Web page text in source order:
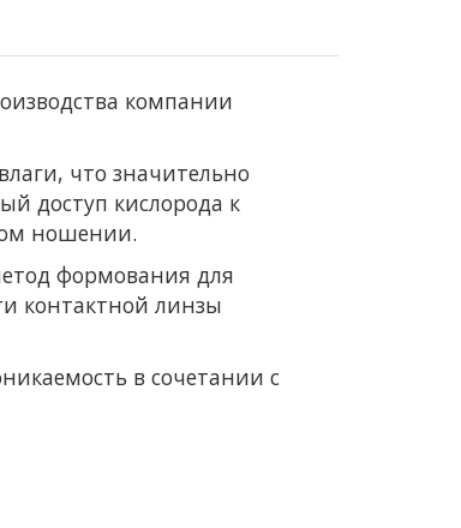
компании
что значительно
доступ кислорода к
ношении.
формования для
контактной линзы
в сочетании с